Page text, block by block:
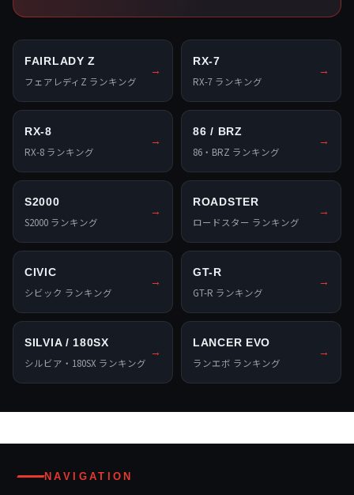
FAIRLADY Z
フェアレディZ ランキング
→
RX-7
RX-7 ランキング
→
RX-8
RX-8 ランキング
→
86 / BRZ
86・BRZ ランキング
→
S2000
S2000 ランキング
→
ROADSTER
ロードスター ランキング
→
CIVIC
シビック ランキング
→
GT-R
GT-R ランキング
→
SILVIA / 180SX
シルビア・180SX ランキング
→
LANCER EVO
ランエボ ランキング
→
NAVIGATION